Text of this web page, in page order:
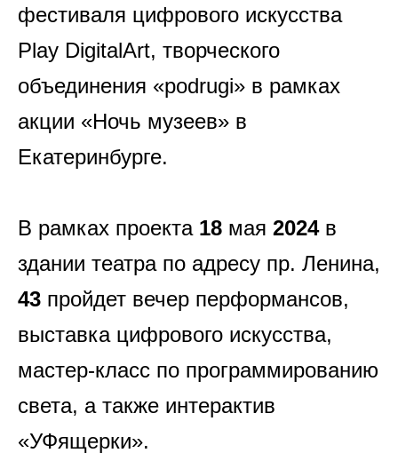
фестиваля цифрового искусства
Play DigitalArt, творческого
объединения «podrugi» в рамках
акции «Ночь музеев» в
Екатеринбурге.
В рамках проекта18 мая 2024в
здании театра по адресу пр. Ленина,
43 пройдет вечер перформансов,
выставка цифрового искусства,
мастер-класс по программированию
света, а также интерактив
«УФящерки».